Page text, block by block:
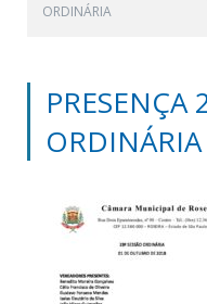
ORDINÁRIA
PRESENÇA
ORDINÁRIA